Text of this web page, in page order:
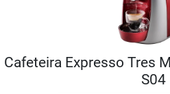
Cafeteira Expresso Tres
S04